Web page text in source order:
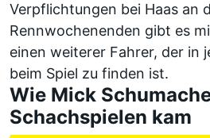
Verpflichtungen bei Haas an
Rennwochenenden gibt es
einen weiterer Fahrer, der in
beim Spiel zu finden ist.
Wie Mick
Schachspielen kam